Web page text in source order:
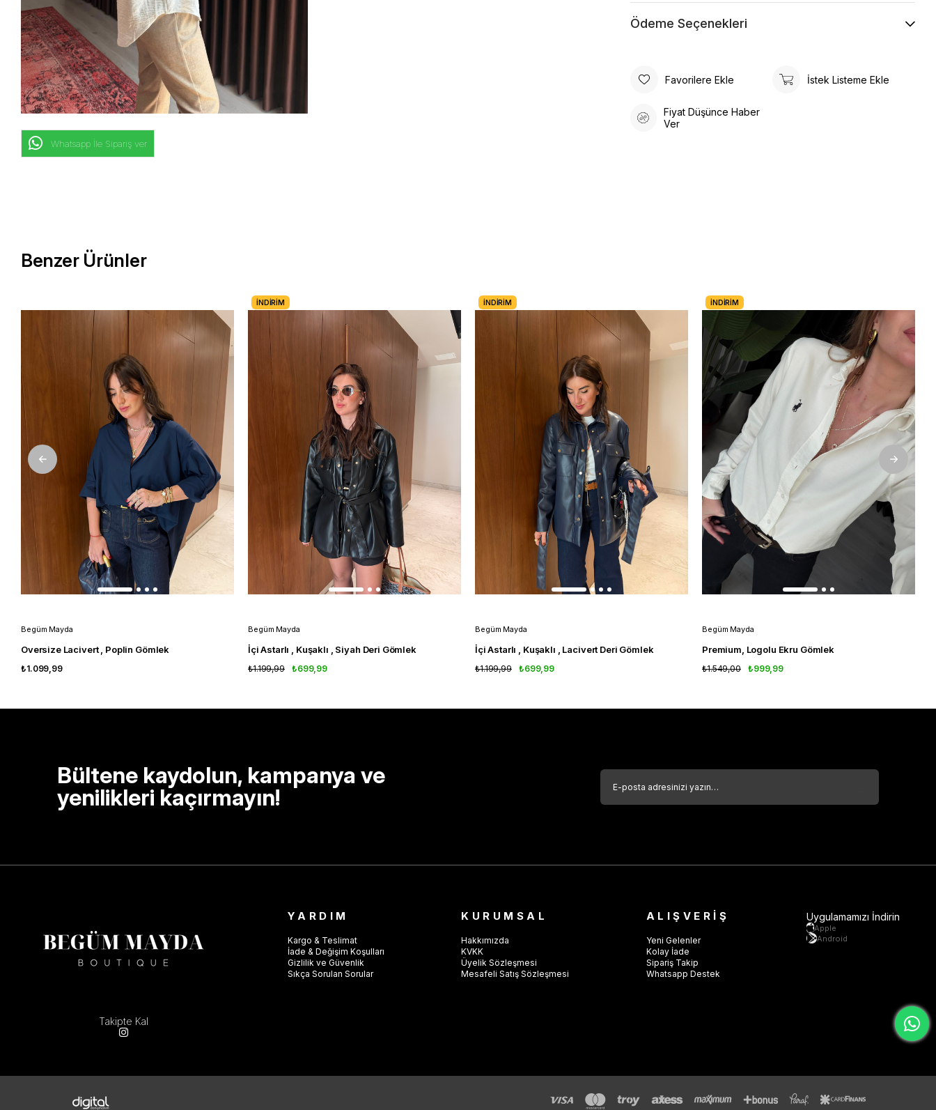
Whatsapp İle Sipariş ver
Ödeme Seçenekleri
Favorilere Ekle İstek Listeme Ekle
Fiyat Düşünce Haber
Ver
Benzer Ürünler
Begüm Mayda
Oversize Lacivert , Poplin Gömlek
₺1.099,99
Begüm Mayda
İçi Astarlı , Kuşaklı , Siyah Deri Gömlek
₺699,99
₺1.199,99
İNDIRIM
Begüm Mayda
İçi Astarlı , Kuşaklı , Lacivert Deri Gömlek
₺699,99
₺1.199,99
İNDIRIM
Begüm Mayda
Premium, Logolu Ekru Gömlek
₺999,99
₺1.549,00
İNDIRIM
Bültene kaydolun, kampanya ve
yenilikleri kaçırmayın!
Takipte Kal
YARDIM
Kargo & Teslimat
İade & Değişim Koşulları
Gizlilik ve Güvenlik
Sıkça Sorulan Sorular
KURUMSAL
Hakkımızda
KVKK
Üyelik Sözleşmesi
Mesafeli Satış Sözleşmesi
ALIŞVERİŞ
Yeni Gelenler
Kolay İade
Sipariş Takip
Whatsapp Destek
Uygulamamızı İndirin
Apple
Android